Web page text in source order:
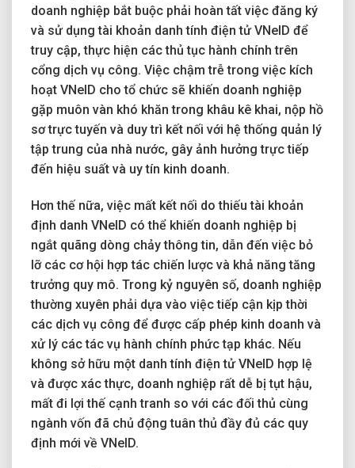
doanh nghiệp bắt buộc phải hoàn tất việc đăng ký
và sử dụng tài khoản danh tính điện tử VNeID để
truy cập, thực hiện các thủ tục hành chính trên
cổng dịch vụ công. Việc chậm trễ trong việc kích
hoạt VNeID cho tổ chức sẽ khiến doanh nghiệp
gặp muôn vàn khó khăn trong khâu kê khai, nộp hồ
sơ trực tuyến và duy trì kết nối với hệ thống quản lý
tập trung của nhà nước, gây ảnh hưởng trực tiếp
đến hiệu suất và uy tín kinh doanh.
Hơn thế nữa, việc mất kết nối do thiếu tài khoản
định danh VNeID có thể khiến doanh nghiệp bị
ngắt quãng dòng chảy thông tin, dẫn đến việc bỏ
lỡ các cơ hội hợp tác chiến lược và khả năng tăng
trưởng quy mô. Trong kỷ nguyên số, doanh nghiệp
thường xuyên phải dựa vào việc tiếp cận kịp thời
các dịch vụ công để được cấp phép kinh doanh và
xử lý các tác vụ hành chính phức tạp khác. Nếu
không sở hữu một danh tính điện tử VNeID hợp lệ
và được xác thực, doanh nghiệp rất dễ bị tụt hậu,
mất đi lợi thế cạnh tranh so với các đối thủ cùng
ngành vốn đã chủ động tuân thủ đầy đủ các quy
định mới về VNeID.